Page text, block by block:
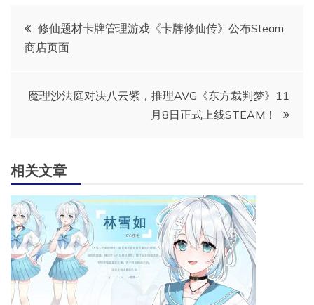
文
章
导
修仙题材卡牌管理游戏《卡牌修仙传》公布Steam
商店页面
魔理沙法庭对决八云紫，推理AVG《东方裁判梦》11
月8日正式上线STEAM！
相关文章